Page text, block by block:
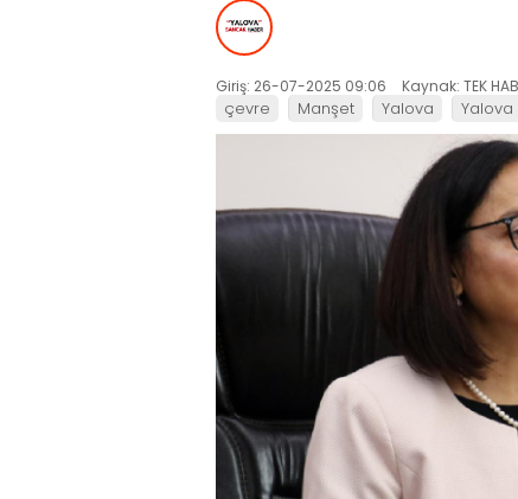
Giriş: 26-07-2025 09:06 Kaynak: TEK
çevre Manşet Yalova Yalova